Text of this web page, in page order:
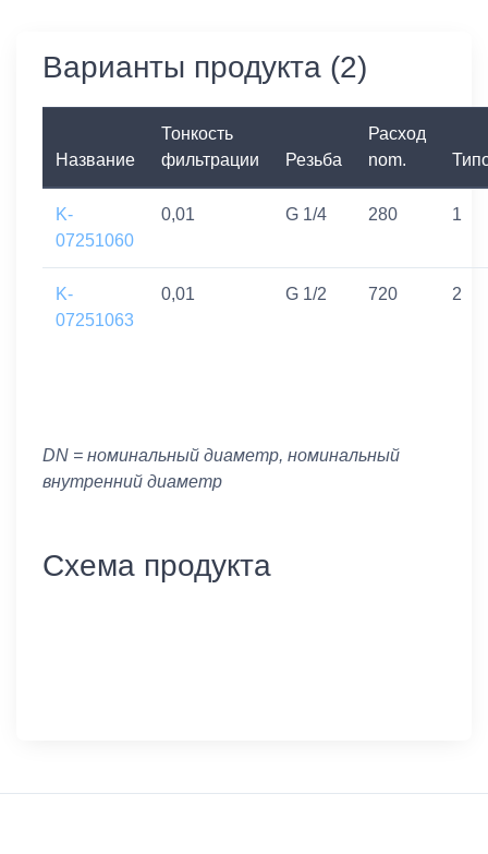
Варианты продукта (2)
Название
Тонкость
фильтрации
Резьба
Расход
nom.
K-
07251060
0,01 G 1/4 280 1
K-
07251063
0,01 G 1/2 720 2
DN = номинальный диаметр, номинальный
внутренний диаметр
Схема продукта